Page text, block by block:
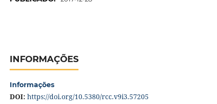
INFORMAÇÕES
Informações
DOI: https://doi.org/10.5380/rcc.v9i3.57205